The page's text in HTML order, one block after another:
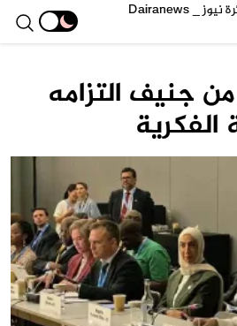
جنيف التزامه
الفكرية